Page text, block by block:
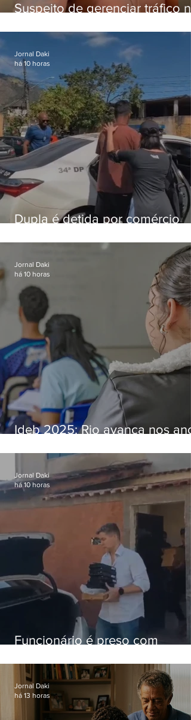
Suspeito de gerenciar tráfico na
foragido
Dupla é detida por comércio
Bangu
Jornal Daki
há 10 horas
Ideb 2025: Rio avança nos
nacional
Jornal Daki
há 10 horas
Funcionário é preso com
Hospital do Andaraí
Jornal Daki
há 10 horas
Jornal Daki
há 13 horas